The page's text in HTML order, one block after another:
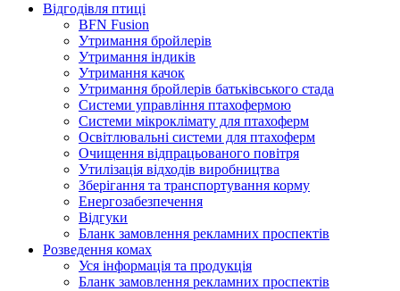
Відгодівля птиці
BFN Fusion
Утримання бройлерів
Утримання індиків
Утримання качок
Утримання бройлерів батьківського стада
Системи управління птахофермою
Системи мікроклімату для птахоферм
Освітлювальні системи для птахоферм
Очищення відпрацьованого повітря
Утилізація відходів виробництва
Зберігання та транспортування корму
Енергозабезпечення
Відгуки
Бланк замовлення рекламних проспектів
Розведення комах
Уся інформація та продукція
Бланк замовлення рекламних проспектів